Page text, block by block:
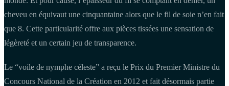
cheveu en équivaut une cinquantaine alors que le fil de soie n’en fait
que 8. Cette particularité offre aux pièces tissées une sensation de
légèreté et un certain jeu de transparence.
Le “voile de nymphe céleste” a reçu le Prix du Premier Ministre du
Concours National de la Création en 2012 et fait désormais partie